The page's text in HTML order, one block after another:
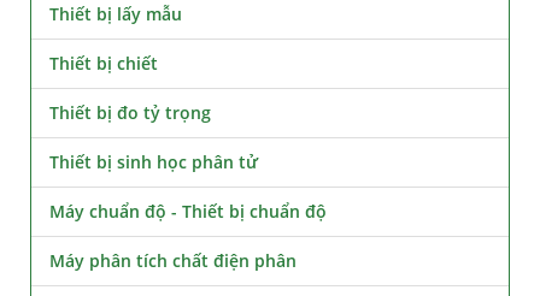
Thiết bị lấy mẫu
Thiết bị chiết
Thiết bị đo tỷ trọng
Thiết bị sinh học phân tử
Máy chuẩn độ - Thiết bị chuẩn độ
Máy phân tích chất điện phân